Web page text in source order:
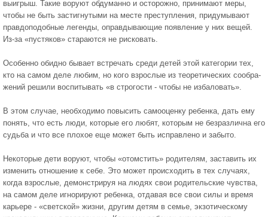
выигрыш. Такие воруют обдуманно и осторожно, принимают меры,
чтобы не быть застигну­тыми на месте преступления, при­думывают
правдоподобные легенды, оправдывающие появление у них ве­щей.
Из-за «пустяков» стараются не рисковать.
Особенно обидно бывает встре­чать среди детей этой категории тех,
кто на самом деле любим, но кого взрослые из теоретических сообра­
жений решили воспитывать «в стро­гости - чтобы не избаловать».
В этом случае, необходимо по­высить самооценку ребенка, дать ему
понять, что есть люди, которые его любят, которым не безразлична его
судьба и что все плохое еще может быть исправлено и забыто.
Некоторые дети воруют, что­бы «отомстить» родителям, заста­вить их
изменить отношение к себе. Это может происходить в тех случаях,
когда взрослые, демонстрируя на людях свои родительские чувства,
на самом деле игнорируют ре­бенка, отдавая все свои силы и время
карьере - «светской» жизни, другим детям в семье, экзотическому